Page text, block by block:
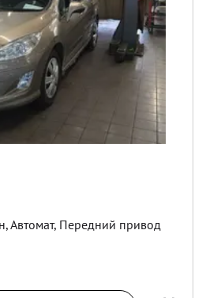
,Автомат, Передний привод